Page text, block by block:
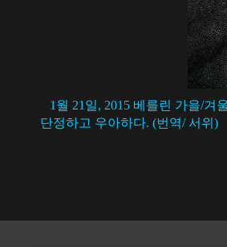
1월 21일, 2015 베를린 가을/겨
단정하고 우아하다. (번역/ 서위)